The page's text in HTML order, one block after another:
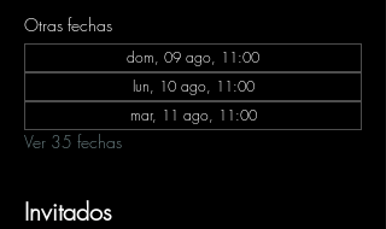
Otras fechas
dom, 09 ago, 11:00
lun, 10 ago, 11:00
mar, 11 ago, 11:00
Ver 35 fechas
Invitados